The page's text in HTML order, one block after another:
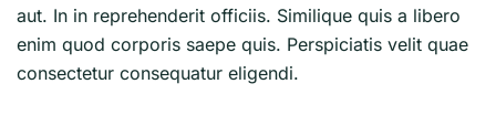
aut. In in reprehenderit officiis. Similique quis a libero
enim quod corporis saepe quis. Perspiciatis velit quae
consectetur consequatur eligendi.